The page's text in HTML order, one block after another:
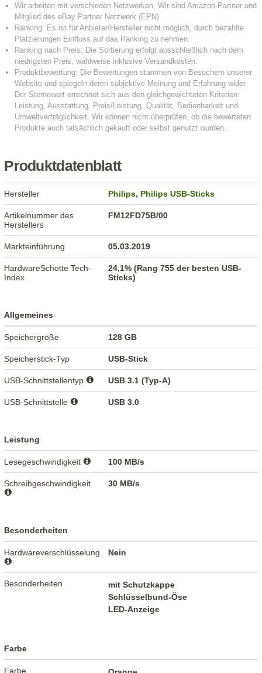
Produktdatenblatt
Hersteller Philips,Philips USB-Sticks
Artikelnummer des
Herstellers
FM12FD75B/00
Markteinführung 05.03.2019
HardwareSchotte Tech-
Index
24,1% (Rang 755 der besten USB-
Sticks)
Allgemeines
Speichergröße 128 GB
Speicherstick-Typ USB-Stick
USB-Schnittstellentyp USB 3.1 (Typ-A)
USB-Schnittstelle USB 3.0
Leistung
Lesegeschwindigkeit 100 MB/s
Schreibgeschwindigkeit 30 MB/s
Besonderheiten
Hardwareverschlüsselung Nein
Besonderheiten
mit Schutzkappe
Schlüsselbund-Öse
LED-Anzeige
Farbe
Farbe